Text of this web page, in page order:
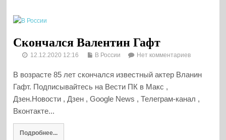
Скончался Валентин Гафт
12.12.2020 12:16 В России Нет комментариев
В возрасте 85 лет скончался известный актер Вланин
Гафт. Подписывайтесь на Вести ПК в Макс ,
Дзен.Новости , Дзен , Google News , Телеграм-канал ,
Вконтакте...
Подробнее...